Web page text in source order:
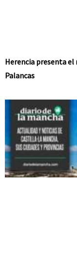
Herencia presenta
Palancas